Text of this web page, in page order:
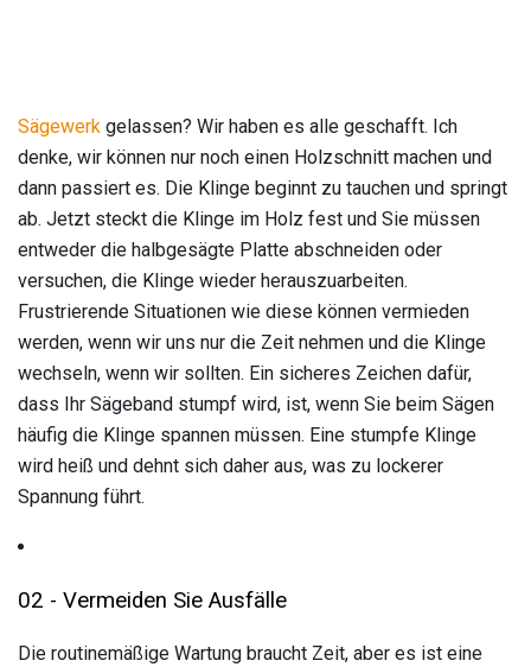
Sägewerk gelassen? Wir haben es alle geschafft. Ich
denke, wir können nur noch einen Holzschnitt machen und
dann passiert es. Die Klinge beginnt zu tauchen und springt
ab. Jetzt steckt die Klinge im Holz fest und Sie müssen
entweder die halbgesägte Platte abschneiden oder
versuchen, die Klinge wieder herauszuarbeiten.
Frustrierende Situationen wie diese können vermieden
werden, wenn wir uns nur die Zeit nehmen und die Klinge
wechseln, wenn wir sollten. Ein sicheres Zeichen dafür,
dass Ihr Sägeband stumpf wird, ist, wenn Sie beim Sägen
häufig die Klinge spannen müssen. Eine stumpfe Klinge
wird heiß und dehnt sich daher aus, was zu lockerer
Spannung führt.
02 - Vermeiden Sie Ausfälle
Die routinemäßige Wartung braucht Zeit, aber es ist eine